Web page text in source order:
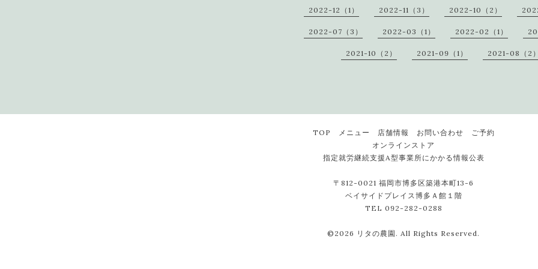
2022-12（1） 2022-11（3） 2022-10（2）
2022-07（3） 2022-03（1） 2022-02（1）
2021-10（2） 2021-09（1） 2021-08（2）
TOP メニュー 店舗情報 お問い合わせ
ご予約
オンラインストア
指定就労継続支援A型事業所にかかる情報公表
〒812-0021 福岡市博多区築港本町13-6
ベイサイドプレイス博多Ａ館１階
TEL 092-282-0288
©2026 リタの農園 . All Rights Reserved.